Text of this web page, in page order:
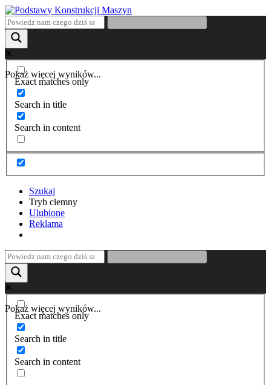
Pokaż więcej wyników...
Exact matches only
Search in title
Search in content
Szukaj
Tryb ciemny
Ulubione
Reklama
Pokaż więcej wyników...
Exact matches only
Search in title
Search in content